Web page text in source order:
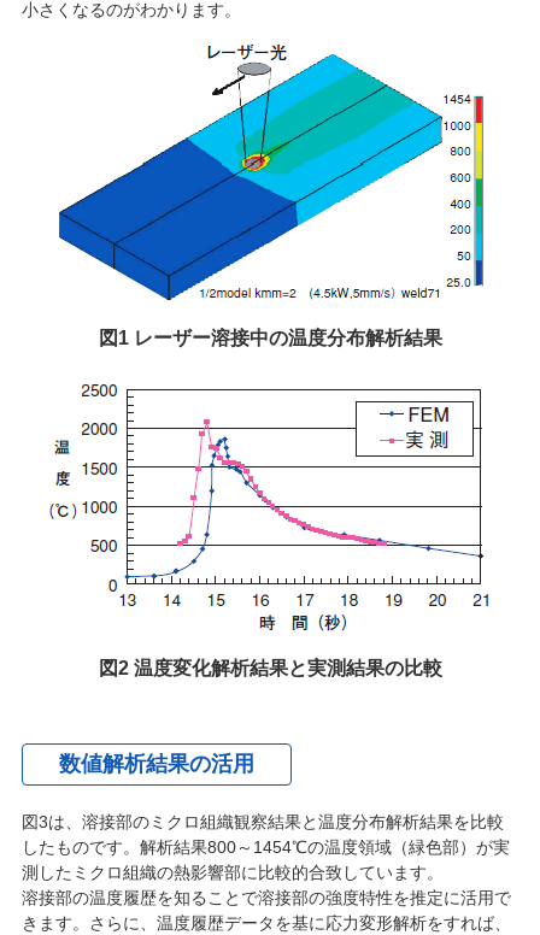
小さくなるのがわかります。
図1 レーザー溶接中の温度分布解析結果
図2 温度変化解析結果と実測結果の比較
数値解析結果の活用
図3は、溶接部のミクロ組織観察結果と温度分布解析結果を比較
したものです。解析結果800～1454℃の温度領域（緑色部）が実
測したミクロ組織の熱影響部に比較的合致しています。
溶接部の温度履歴を知ることで溶接部の強度特性を推定に活用で
きます。さらに、温度履歴データを基に応力変形解析をすれば、